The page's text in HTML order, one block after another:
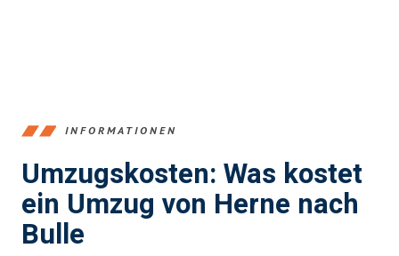
INFORMATIONEN
Umzugskosten: Was kostet
ein Umzug von Herne nach
Bulle